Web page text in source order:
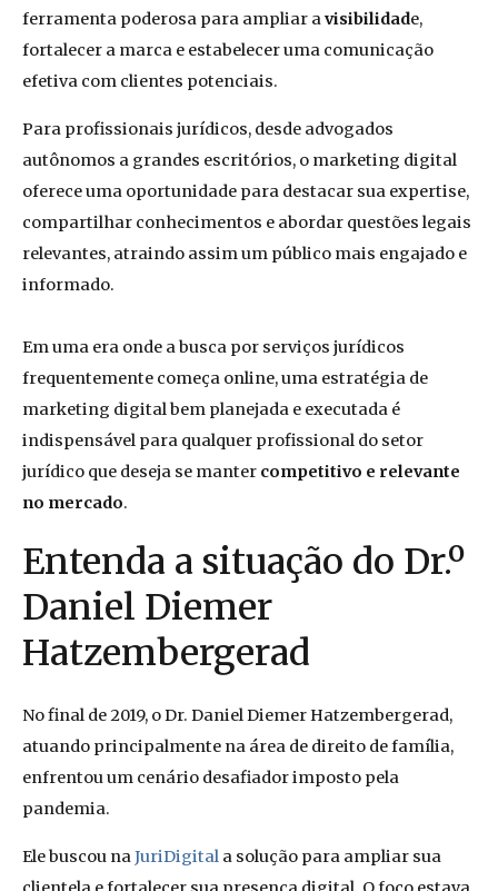
ferramenta poderosa para ampliar avisibilidade,
fortalecer a marca e estabelecer uma comunicação
efetiva com clientes potenciais.
Para profissionais jurídicos, desde advogados
autônomos a grandes escritórios, o marketing digital
oferece uma oportunidade para destacar sua expertise,
compartilhar conhecimentos e abordar questões legais
relevantes, atraindo assim um público mais engajado e
informado.
Em uma era onde a busca por serviços jurídicos
frequentemente começa online, uma estratégia de
marketing digital bem planejada e executada é
indispensável para qualquer profissional do setor
jurídico que deseja se manter competitivo e relevante
no mercado.
Entenda a situação do Dr.º
Daniel Diemer
Hatzembergerad
No final de 2019, o Dr. Daniel Diemer Hatzembergerad,
atuando principalmente na área de direito de família,
enfrentou um cenário desafiador imposto pela
pandemia.
Ele buscou naJuriDigital a solução para ampliar sua